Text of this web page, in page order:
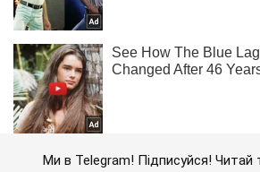
Ми в Telegram! Підписуйся! Читай